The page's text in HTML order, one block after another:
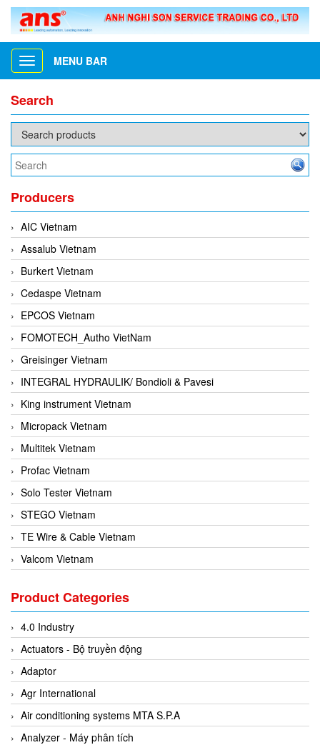
Toggle
navigation
MENU BAR
Search
Producers
AIC Vietnam
Assalub Vietnam
Burkert Vietnam
Cedaspe Vietnam
EPCOS Vietnam
FOMOTECH_Autho VietNam
Greisinger Vietnam
INTEGRAL HYDRAULIK/ Bondioli & Pavesi
King instrument Vietnam
Micropack Vietnam
Multitek Vietnam
Profac Vietnam
Solo Tester Vietnam
STEGO Vietnam
TE Wire & Cable Vietnam
Valcom Vietnam
3CTEST Vietnam
4B VietNam Vietnam
ABB Vietnam
AC Infinity Vietnam
AC&E Telecommunications
AC&T Vietnam
Accepta Vietnam
Product Categories
4.0 Industry
Actuators - Bộ truyền động
Adaptor
Agr International
Air conditioning systems MTA S.P.A
Analyzer - Máy phân tích